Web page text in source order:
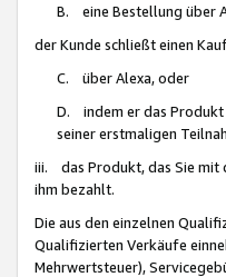
B. eine Bestellung über
der Kunde schließt einen
C. über Alexa, oder
D. indem er das Produkt
seiner erstmaligen
iii. das Produkt, das Sie mit
ihm bezahlt.
Die aus den einzelnen
Qualifizierten Verkäufe
Mehrwertsteuer),